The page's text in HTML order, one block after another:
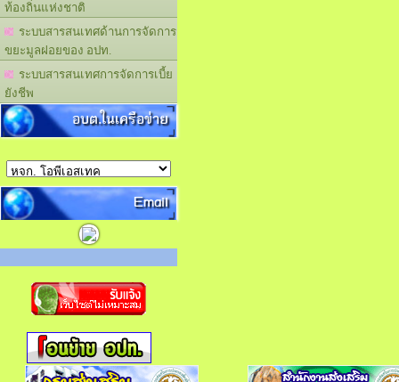
ท้องถิ่นแห่งชาติ
ระบบสารสนเทศด้านการจัดการ
ขยะมูลฝอยของ อปท.
ระบบสารสนเทศการจัดการเบี้ย
ยังชีพ
อบต.ในเครือข่าย
Email